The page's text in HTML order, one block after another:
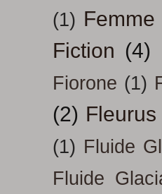
(1) Femme
Fiction (4)
Fiorone (1)
(2) Fleurus
(1) Fluide
Fluide